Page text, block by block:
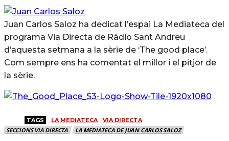
Juan Carlos Saloz ha dedicat l’espai La Mediateca del
programa Via Directa de Ràdio Sant Andreu
d’aquesta setmana a la sèrie de ‘The good place’.
Com sempre ens ha comentat el millor i el pitjor de
la sèrie.
TAGS LA MEDIATECA VIA DIRECTA
SECCIONS VIA DIRECTA LA MEDIATECA DE JUAN CARLOS SALOZ